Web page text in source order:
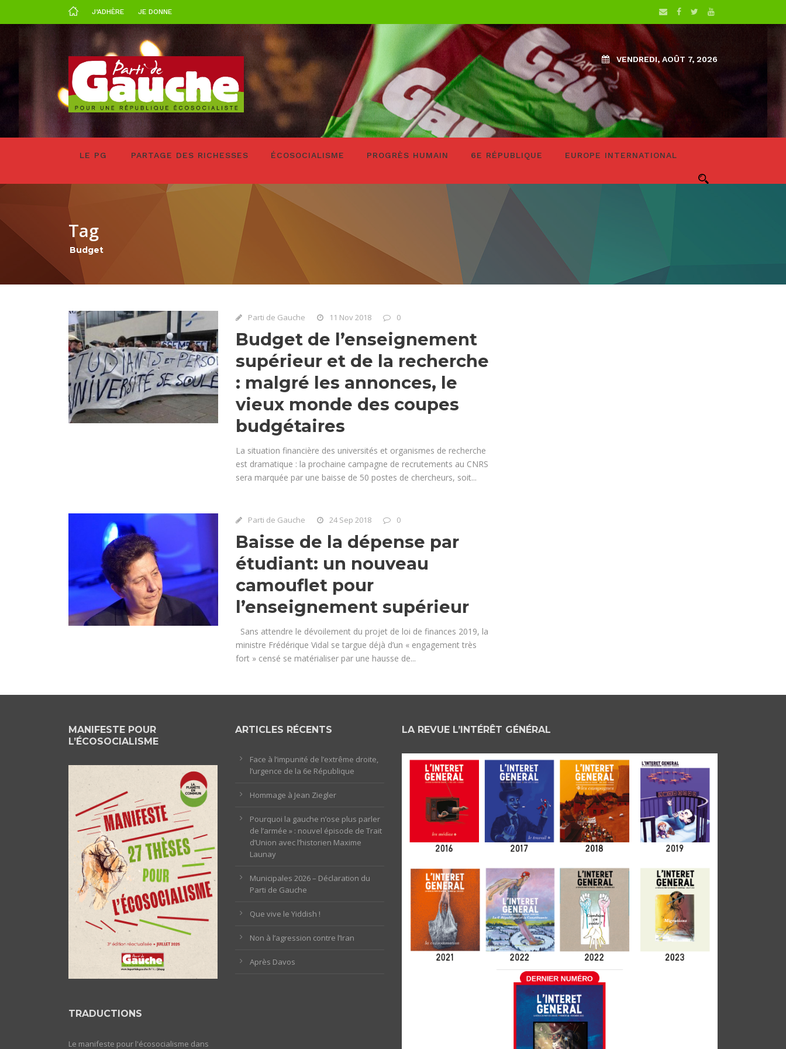
J’ADHÈRE JE DONNE
VENDREDI, AOÛT 7, 2026
LE PG PARTAGE DES RICHESSES ÉCOSOCIALISME PROGRÈS HUMAIN 6E RÉPUBLIQUE EUROPE INTERNATIONAL
Tag
Budget
Parti de Gauche 11 Nov 2018 0
Budget de l’enseignement
supérieur et de la recherche
: malgré les annonces, le
vieux monde des coupes
budgétaires
La situation financière des universités et organismes de recherche
est dramatique : la prochaine campagne de recrutements au CNRS
sera marquée par une baisse de 50 postes de chercheurs, soit...
Parti de Gauche 24 Sep 2018 0
Baisse de la dépense par
étudiant: un nouveau
camouflet pour
l’enseignement supérieur
Sans attendre le dévoilement du projet de loi de finances 2019, la
ministre Frédérique Vidal se targue déjà d’un « engagement très
fort » censé se matérialiser par une hausse de...
MANIFESTE POUR
L’ÉCOSOCIALISME
TRADUCTIONS
Le manifeste pour l'écosocialisme dans
ARTICLES RÉCENTS
Face à l’impunité de l’extrême droite,
l’urgence de la 6e République
Hommage à Jean Ziegler
Pourquoi la gauche n’ose plus parler
de l’armée » : nouvel épisode de Trait
d’Union avec l’historien Maxime
Launay
Municipales 2026 – Déclaration du
Parti de Gauche
Que vive le Yiddish !
Non à l’agression contre l’Iran
Après Davos
LA REVUE L’INTÉRÊT GÉNÉRAL